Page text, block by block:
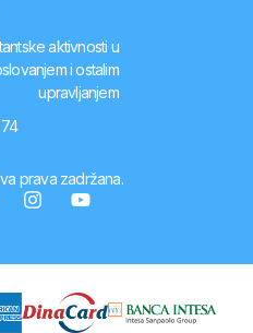
aktivnosti u
i ostalim
upravljanjem
prava zadržana.